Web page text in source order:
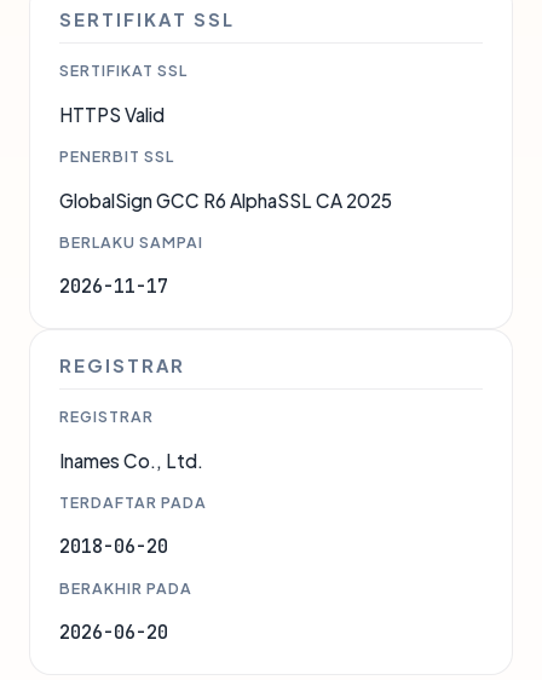
SERTIFIKAT SSL
SERTIFIKAT SSL
HTTPS Valid
PENERBIT SSL
GlobalSign GCC R6 AlphaSSL CA 2025
BERLAKU SAMPAI
2026-11-17
REGISTRAR
REGISTRAR
Inames Co., Ltd.
TERDAFTAR PADA
2018-06-20
BERAKHIR PADA
2026-06-20